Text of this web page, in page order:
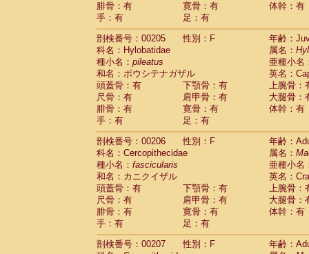
腓骨：有
寛骨：有
体幹：有
手：有
足：有
剖検番号：00205
性別：F
年齢：
科名：Hylobatidae
属名：
種小名： pileatus
亜種小名
和名：ボウシテナガザル
英名：
頭蓋骨：有
下顎骨：有
上腕骨：
尺骨：有
肩甲骨：有
大腿骨：
腓骨：有
寛骨：有
体幹：有
手：有
足：有
剖検番号：00206
性別：F
年齢：
科名：Cercopithecidae
属名：
種小名： fascicularis
亜種小名
和名：カニクイザル
英名：
頭蓋骨：有
下顎骨：有
上腕骨：
尺骨：有
肩甲骨：有
大腿骨：
腓骨：有
寛骨：有
体幹：有
手：有
足：有
剖検番号：00207
性別：F
年齢：